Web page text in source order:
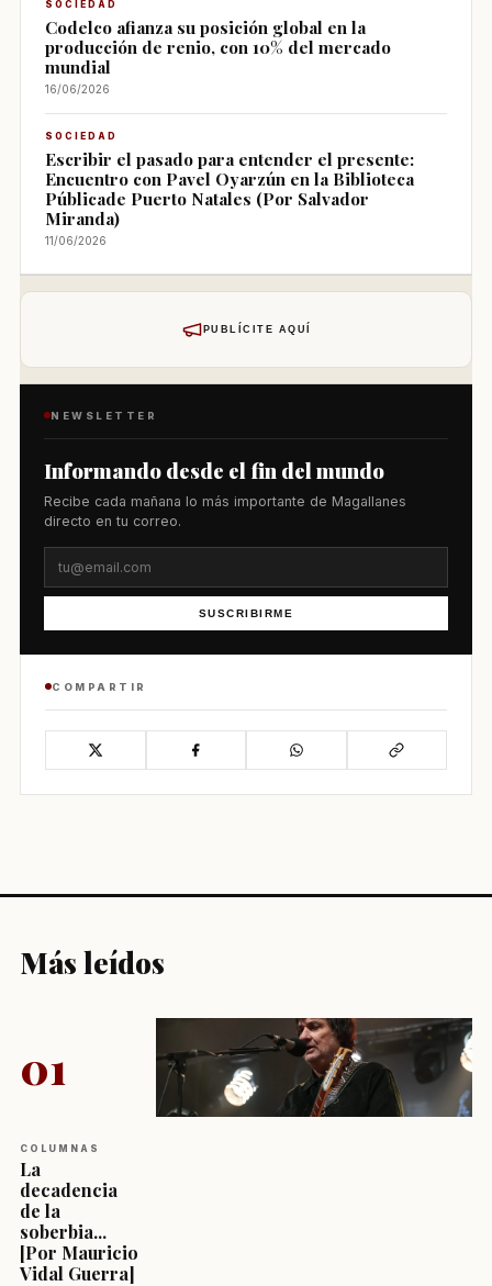
SOCIEDAD
Codelco afianza su posición global en la
producción de renio, con 10% del mercado
mundial
16/06/2026
SOCIEDAD
Escribir el pasado para entender el presente:
Encuentro con Pavel Oyarzún en la Biblioteca
Públicade Puerto Natales (Por Salvador
Miranda)
11/06/2026
PUBLÍCITE AQUÍ
NEWSLETTER
Informando desde el fin del mundo
Recibe cada mañana lo más importante de Magallanes
directo en tu correo.
SUSCRIBIRME
COMPARTIR
Más leídos
01
COLUMNAS
La
decadencia
de la
soberbia...
[Por Mauricio
Vidal Guerra]